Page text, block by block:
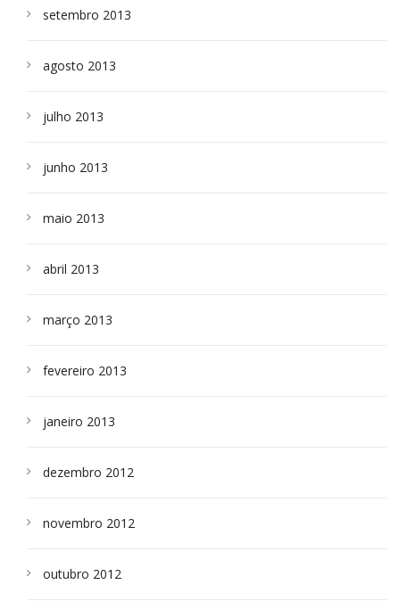
setembro 2013
agosto 2013
julho 2013
junho 2013
maio 2013
abril 2013
março 2013
fevereiro 2013
janeiro 2013
dezembro 2012
novembro 2012
outubro 2012